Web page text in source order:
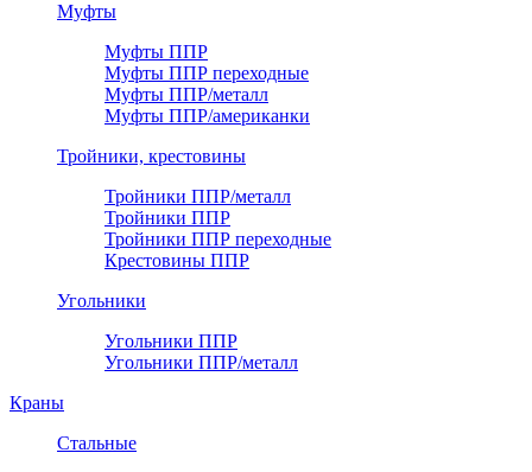
Муфты
Муфты ППР
Муфты ППР переходные
Муфты ППР/металл
Муфты ППР/американки
Тройники, крестовины
Тройники ППР/металл
Тройники ППР
Тройники ППР переходные
Крестовины ППР
Угольники
Угольники ППР
Угольники ППР/металл
Краны
Стальные